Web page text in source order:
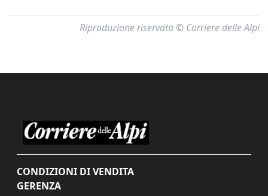
Riproduzione riservata © Corriere delle Alpi
CONDIZIONI DI VENDITA
GERENZA